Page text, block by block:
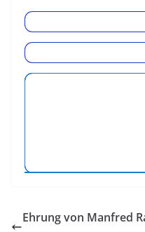
Ehrung von Manfred